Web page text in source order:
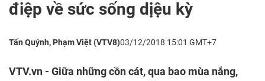
điệp về sức sống dịệu kỳ
Tấn Quýnh, Phạm Việt (VTV8)03/12/2018 15:01 GMT+7
VTV.vn - Giữa những cồn cát, qua bao mùa nắng,